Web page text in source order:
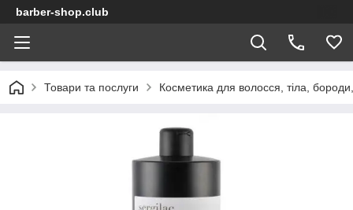
barber-shop.club
Товари та послуги Косметика для волосся, тіла,